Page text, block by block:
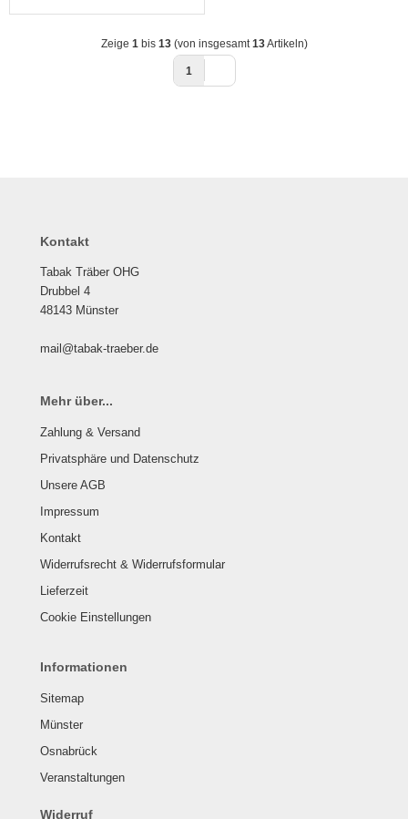
Zeige 1 bis 13(von insgesamt 13Artikeln)
1
Kontakt
Tabak Träber OHG
Drubbel 4
48143 Münster
mail@tabak-traeber.de
Mehr über...
Zahlung & Versand
Privatsphäre und Datenschutz
Unsere AGB
Impressum
Kontakt
Widerrufsrecht & Widerrufsformular
Lieferzeit
Cookie Einstellungen
Informationen
Sitemap
Münster
Osnabrück
Veranstaltungen
Widerruf